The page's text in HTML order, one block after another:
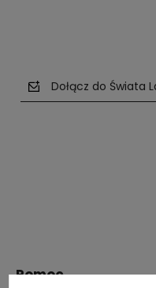
Dołącz do Świata
Pomoc